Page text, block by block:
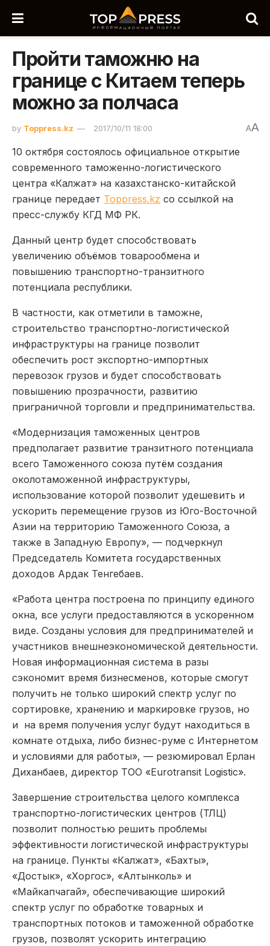
Пройти таможню на
границе с Китаем теперь
можно за полчаса
by Toppress.kz 2017/10/11 18:00 AA
10 октября состоялось официальное открытие
современного таможенно-логистического
центра «Калжат» на казахстанско-китайской
границе передает Toppress.kz со ссылкой на
пресс-службу КГД МФ РК.
Данный центр будет способствовать
увеличению объёмов товарообмена и
повышению транспортно-транзитного
потенциала республики.
В частности, как отметили в таможне,
строительство транспортно-логистической
инфраструктуры на границе позволит
обеспечить рост экспортно-импортных
перевозок грузов и будет способствовать
повышению прозрачности, развитию
приграничной торговли и предпринимательства.
«Модернизация таможенных центров
предполагает развитие транзитного потенциала
всего Таможенного союза путём создания
околотаможенной инфраструктуры,
использование которой позволит удешевить и
ускорить перемещение грузов из Юго-Восточной
Азии на территорию Таможенного Союза, а
также в Западную Европу», — подчеркнул
Председатель Комитета государственных
доходов Ардак Тенгебаев.
«Работа центра построена по принципу единого
окна, все услуги предоставляются в ускоренном
виде. Созданы условия для предпринимателей и
участников внешнеэкономической деятельности.
Новая информационная система в разы
сэкономит время бизнесменов, которые смогут
получить не только широкий спектр услуг по
сортировке, хранению и маркировке грузов, но
и на время получения услуг будут находиться в
комнате отдыха, либо бизнес-руме с Интернетом
и условиями для работы», — резюмировал Ерлан
Диханбаев, директор ТОО «Eurotransit Logistic».
Завершение строительства целого комплекса
транспортно-логистических центров (ТЛЦ)
позволит полностью решить проблемы
эффективности логистической инфраструктуры
на границе. Пункты «Калжат», «Бахты»,
«Достык», «Хоргос», «Алтынколь» и
«Майкапчагай», обеспечивающие широкий
спектр услуг по обработке товарных и
транспортных потоков и таможенной обработке
грузов, позволят ускорить интеграцию